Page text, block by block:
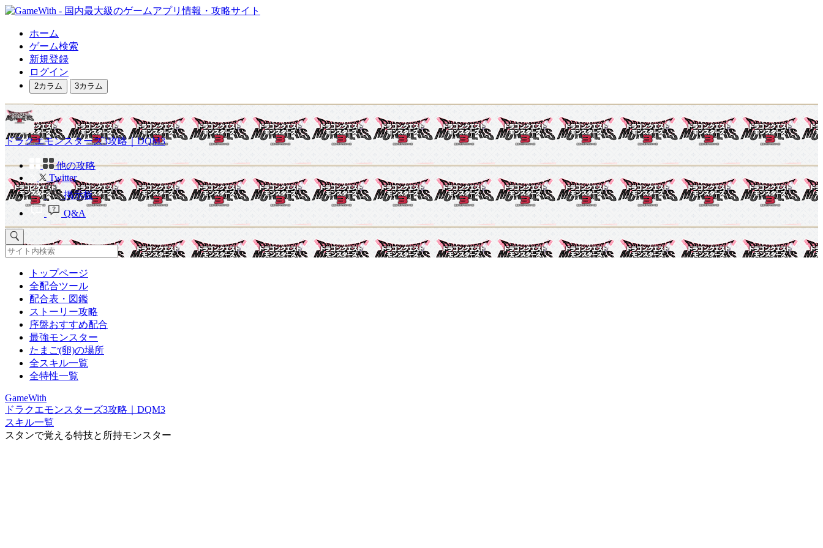
ホーム
ゲーム検索
新規登録
ログイン
2カラム 3カラム
ドラクエモンスターズ3攻略｜DQM3
他の攻略
Twitter
掲示板
Q&A
トップページ
全配合ツール
配合表・図鑑
ストーリー攻略
序盤おすすめ配合
最強モンスター
たまご(卵)の場所
全スキル一覧
全特性一覧
GameWith
ドラクエモンスターズ3攻略｜DQM3
スキル一覧
スタンで覚える特技と所持モンスター